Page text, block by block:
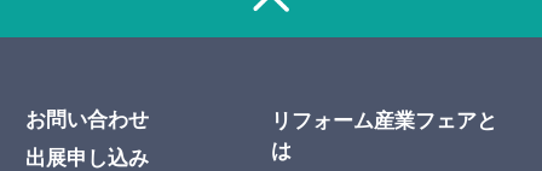
お問い合わせ
出展申し込み
リフォーム産業フェアと
は